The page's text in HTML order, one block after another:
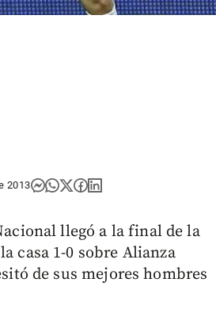
2013
llegó a la final de la
casa 1-0 sobre Alianza
de sus mejores hombres